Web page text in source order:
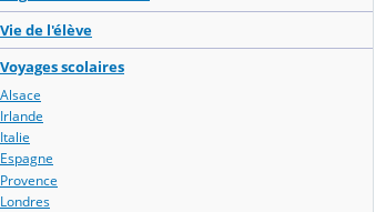
Vie de l'élève
Voyages scolaires
Alsace
Irlande
Italie
Espagne
Provence
Londres